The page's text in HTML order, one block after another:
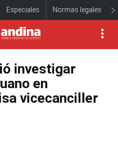
Especiales Normas legales
investigar
en
vicecanciller